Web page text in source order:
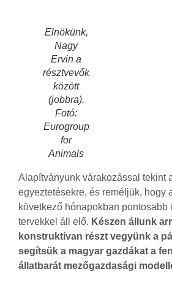
Elnökünk,
Nagy
Ervin a
résztvevők
között
(jobbra).
Fotó:
Eurogroup
for
Animals
Alapítványunk várakozással tekint
egyeztetésekre, és reméljük, hogy
következő hónapokban pontosabb
tervekkel áll elő. Készen állunk
konstruktívan részt vegyünk a
segítsük a magyar gazdákat a
állatbarát mezőgazdasági